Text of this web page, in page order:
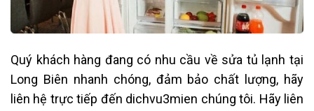
Quý khách hàng đang có nhu cầu về sửa tủ lạnh tại
Long Biên nhanh chóng, đảm bảo chất lượng, hãy
liên hệ trực tiếp đến dichvu3mien chúng tôi. Hãy liên